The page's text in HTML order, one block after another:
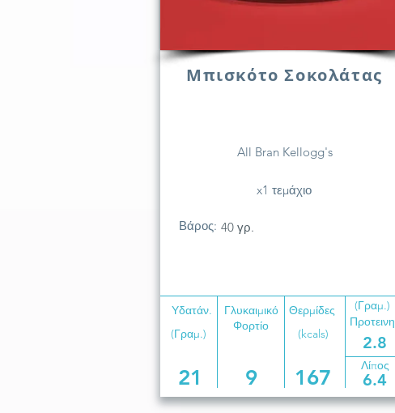
Μπισκότο Σοκολάτας
All Bran Kellogg's
x1 τεμάχιο
Βάρος: 40 γρ.
Υδατάν.
Γλυκαιμικό
Φορτίο
(Γραμ.)
Θερμίδες
(kcals)
Προτεινη
2.8
(Γραμ.)
21 9 167 Λίπος
6.4